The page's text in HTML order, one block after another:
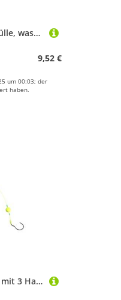
Pickleballs-Schlägerhülle, wasserdicht, mit Reißverschluss, Paddel, Schultertasche, leichte Aufbewahrung, Pickleballs, Schlägertasche
9,52 €
um 00:03; der
haben.
Woedpez Angelköder mit 3 Haken, für Karpfenzubehör, mit Aufhängung